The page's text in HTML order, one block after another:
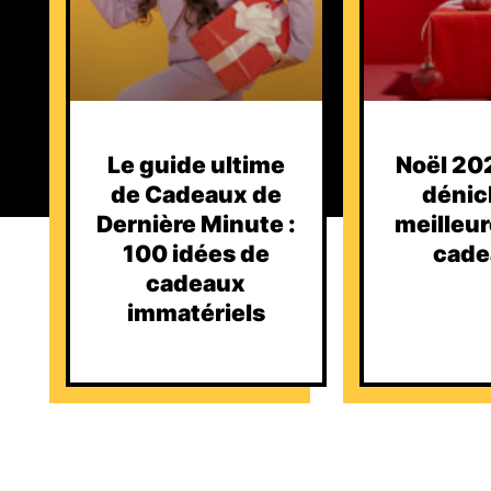
Le guide ultime
de Cadeaux de
Dernière Minute :
100 idées de
cadeaux
immatériels
Noël